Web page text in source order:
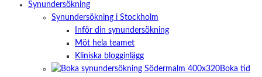
Synundersökning
Synundersökning i Stockholm
Inför din synundersökning
Möt hela teamet
Kliniska blogginlägg
Boka tid